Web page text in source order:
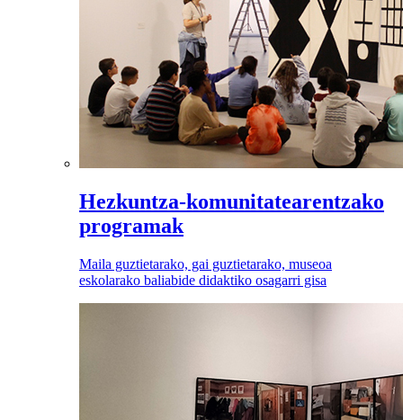
Hezkuntza-komunitatearentzako
programak
Maila guztietarako, gai guztietarako, museoa
eskolarako baliabide didaktiko osagarri gisa